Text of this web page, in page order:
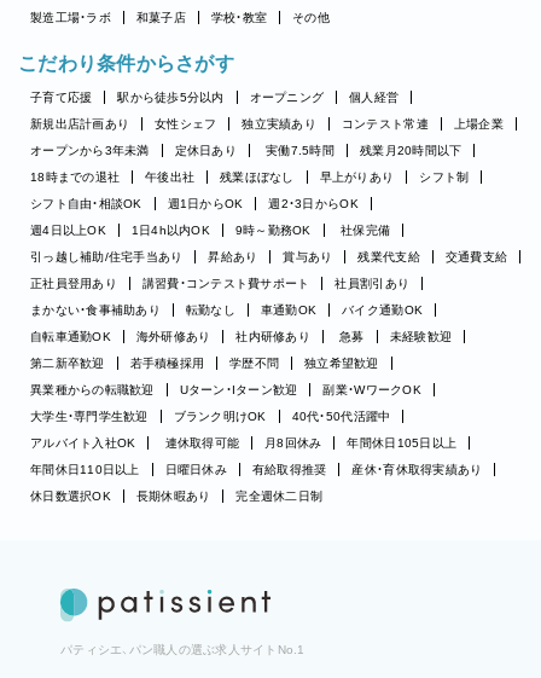
製造工場・ラボ
和菓子店 学校・教室 その他
こだわり条件からさがす
子育て応援 駅から徒歩5分以内 オープニング
個人経営
新規出店計画あり
女性シェフ 独立実績あり コンテスト常連
上場企業
オープンから3年未満
定休日あり 実働7.5時間
残業月20時間以下
18時までの退社
午後出社 残業ほぼなし 早上がりあり
シフト制
シフト自由・相談OK
週1日からOK
週2・3日からOK
週4日以上OK
1日4h以内OK 9時～勤務OK
社保完備
引っ越し補助/住宅手当あり
昇給あり 賞与あり 残業代支給
交通費支給
正社員登用あり
講習費・コンテスト費サポート
社員割引あり
まかない・食事補助あり
転勤なし 車通勤OK
バイク通勤OK
自転車通勤OK
海外研修あり 社内研修あり 急募
未経験歓迎
第二新卒歓迎
若手積極採用 学歴不問
独立希望歓迎
異業種からの転職歓迎
Uターン・Iターン歓迎
副業・WワークOK
大学生・専門学生歓迎
ブランク明けOK
40代・50代活躍中
アルバイト入社OK
連休取得可能 月8回休み
年間休日105日以上
年間休日110日以上
日曜日休み 有給取得推奨
産休・育休取得実績あり
休日数選択OK
長期休暇あり 完全週休二日制
パティシエ、パン職人の選ぶ求人サイトNo.1